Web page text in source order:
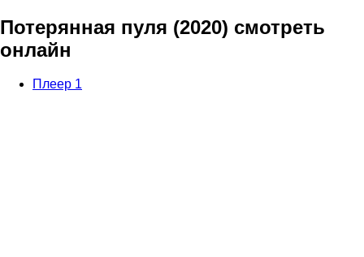
Потерянная пуля (2020) смотреть
онлайн
Плеер 1